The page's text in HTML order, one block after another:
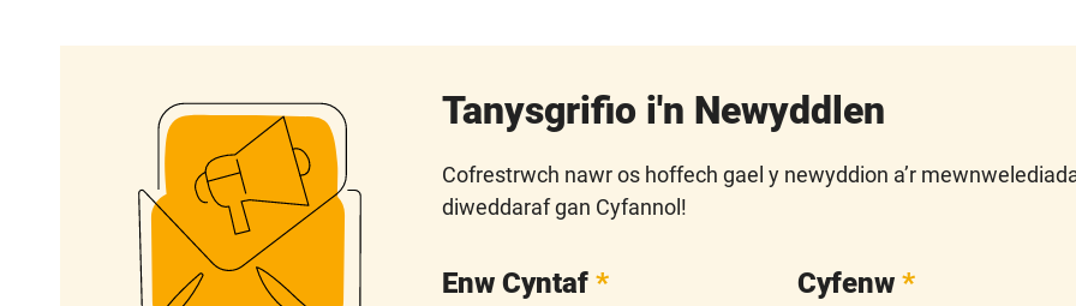
Tanysgrifio i'n Newyddlen
Cofrestrwch nawr os hoffech gael y newyddion a’r
diweddaraf gan Cyfannol!
Enw Cyntaf * Cyfenw *